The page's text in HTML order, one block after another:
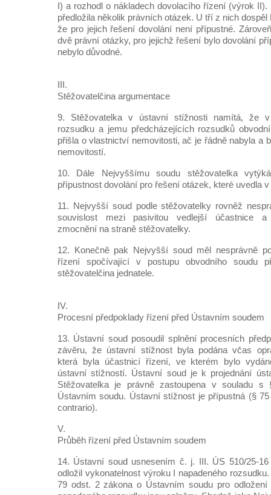
I) a rozhodl o nákladech dovolacího řízení (výrok
předložila několik právních otázek. U tří z nich
že pro jejich řešení dovolání není přípustné.
dvě právní otázky, pro jejichž řešení bylo dovolání
nebylo důvodné.
III.
Stěžovatelčina argumentace
9. Stěžovatelka v ústavní stížnosti namítá, že v
rozsudku a jemu předcházejících rozsudků
přišla o vlastnictví nemovitosti, ač je řádně nabyla a
nemovitostí.
10. Dále Nejvyššímu soudu stěžovatelka
přípustnost dovolání pro řešení otázek, které uvedla
11. Nejvyšší soud podle stěžovatelky rovněž
souvislost mezi pasivitou vedlejší účastnice a
zmocnění na straně stěžovatelky.
12. Konečně pak Nejvyšší soud měl nesprávně
řízení spočívající v postupu obvodního soudu
stěžovatelčina jednatele.
IV.
Procesní předpoklady řízení před Ústavním soudem
13. Ústavní soud posoudil splnění procesních
závěru, že ústavní stížnost byla podána včas
která byla účastnicí řízení, ve kterém bylo
ústavní stížností. Ústavní soud je k projednání
Stěžovatelka je právně zastoupena v souladu
Ústavním soudu. Ústavní stížnost je přípustná (§
contrario).
V.
Průběh řízení před Ústavním soudem
14. Ústavní soud usnesením č. j. III. ÚS 510/25-
odložil vykonatelnost výroku I napadeného
79 odst. 2 zákona o Ústavním soudu pro odložení